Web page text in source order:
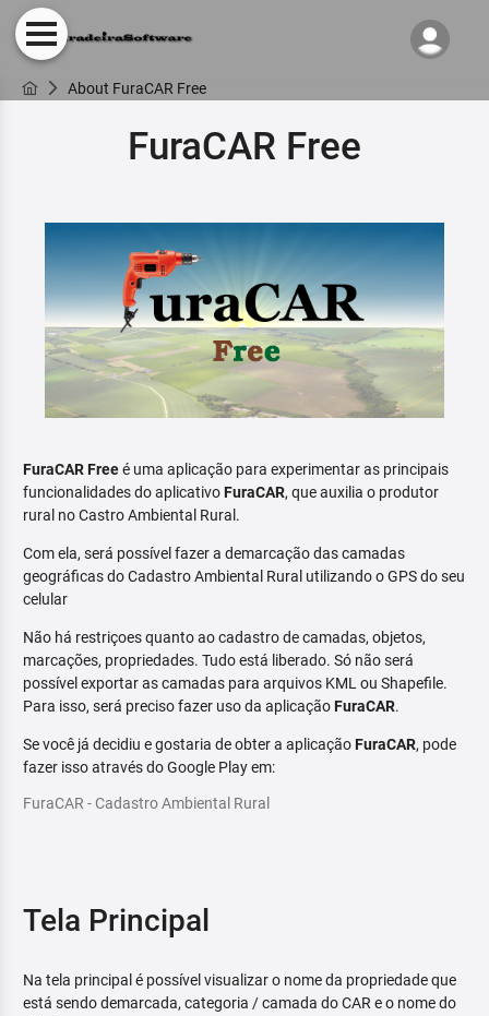
About FuraCAR Free
FuraCAR Free
FuraCAR Freeé uma aplicação para experimentar as principais
funcionalidades do aplicativoFuraCAR, que auxilia o produtor
rural no Castro Ambiental Rural.
Com ela, será possível fazer a demarcação das camadas
geográficas do Cadastro Ambiental Rural utilizando o GPS do seu
celular
Não há restriçoes quanto ao cadastro de camadas, objetos,
marcações, propriedades. Tudo está liberado. Só não será
possível exportar as camadas para arquivos KML ou Shapefile.
Para isso, será preciso fazer uso da aplicaçãoFuraCAR.
Se você já decidiu e gostaria de obter a aplicaçãoFuraCAR, pode
fazer isso através do Google Play em:
FuraCAR - Cadastro Ambiental Rural
Tela Principal
Na tela principal é possível visualizar o nome da propriedade que
está sendo demarcada, categoria / camada do CAR e o nome do